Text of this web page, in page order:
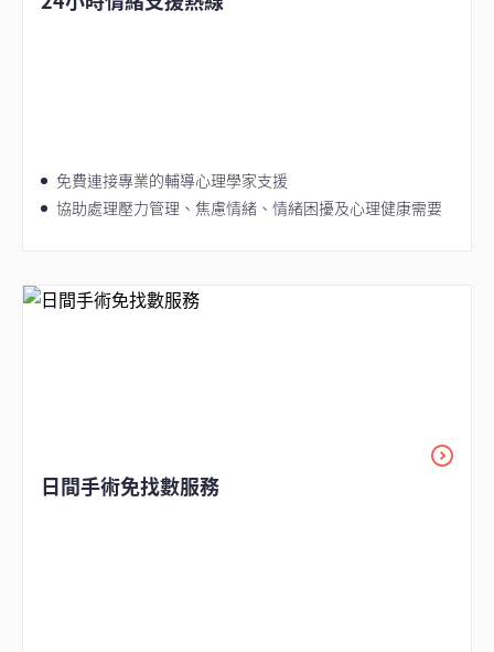
免費連接專業的輔導心理學家支援
協助處理壓力管理、焦慮情緒、情緒困擾及心理健康需要
日間手術免找數服務